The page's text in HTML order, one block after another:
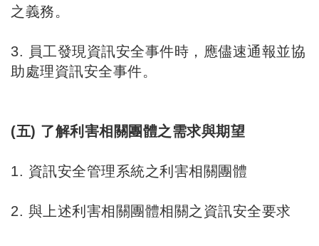
之義務。
3. 員工發現資訊安全事件時，應儘速通報並協
助處理資訊安全事件。
(五) 了解利害相關團體之需求與期望
1. 資訊安全管理系統之利害相關團體
2. 與上述利害相關團體相關之資訊安全要求